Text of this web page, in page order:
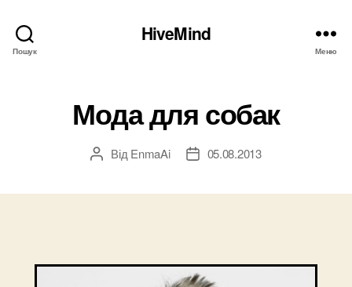
Пошук
HiveMind
Меню
Мода для собак
Автор
Від EnmaAi
Дата05.08.2013